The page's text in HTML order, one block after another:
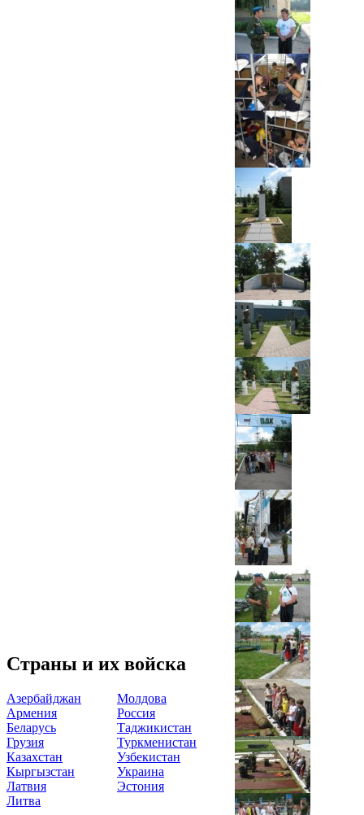
Страны и их войска
Азербайджан
Армения
Беларусь
Грузия
Казахстан
Кыргызстан
Латвия
Литва
Молдова
Россия
Таджикистан
Туркменистан
Узбекистан
Украина
Эстония